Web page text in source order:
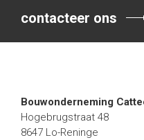
contacteer ons
Bouwonderneming
Hogebrugstraat 48
8647 Lo-Reninge